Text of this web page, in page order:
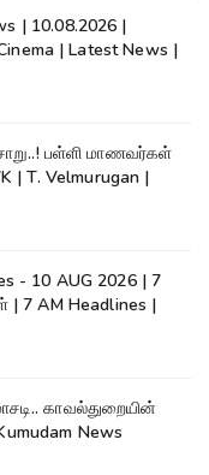
| 10.08.2026 |
| Latest News |
பள்ளி மாணவர்கள்
| T. Velmurugan |
- 10 AUG 2026 | 7
| 7 AM Headlines |
காவல்துறையின்
News